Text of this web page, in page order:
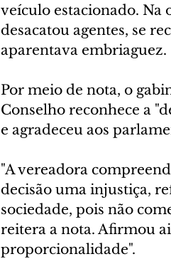
veículo estacionado. Na
desacatou agentes, se
aparentava embriaguez.
Por meio de nota, o
Conselho reconhece a
e agradeceu aos
"A vereadora
decisão uma injustiça,
sociedade, pois não
reitera a nota. Afirmou
proporcionalidade".